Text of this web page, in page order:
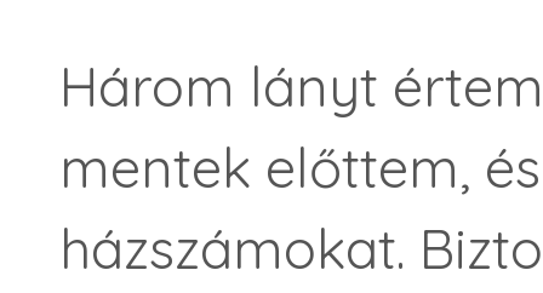
Három lányt
mentek előttem,
házszámokat.